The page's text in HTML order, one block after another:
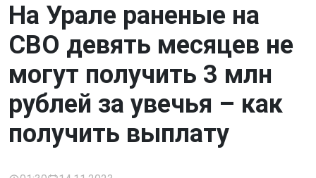
На Урале раненые на
СВО девять месяцев не
могут получить 3 млн
рублей за увечья – как
получить выплату